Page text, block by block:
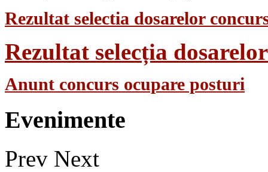
Rezultat selectia dosarelor
Rezultat selecția
Anunt concurs ocupare posturi
Evenimente
Prev Next